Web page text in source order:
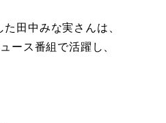
田中みな実さんは、
ース番組で活躍し、